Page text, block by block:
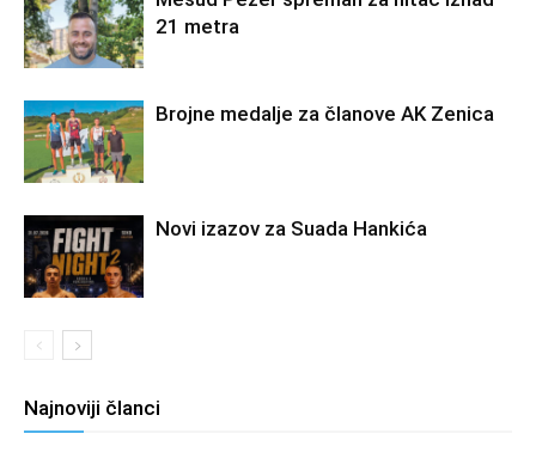
21 metra
Brojne medalje za članove AK Zenica
Novi izazov za Suada Hankića
Najnoviji članci